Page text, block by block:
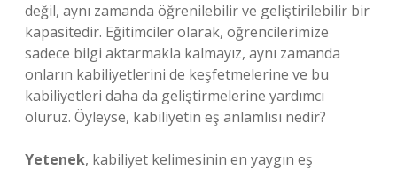
değil, aynı zamanda öğrenilebilir ve geliştirilebilir bir
kapasitedir. Eğitimciler olarak, öğrencilerimize
sadece bilgi aktarmakla kalmayız, aynı zamanda
onların kabiliyetlerini de keşfetmelerine ve bu
kabiliyetleri daha da geliştirmelerine yardımcı
oluruz. Öyleyse, kabiliyetin eş anlamlısı nedir?
Yetenek, kabiliyet kelimesinin en yaygın eş